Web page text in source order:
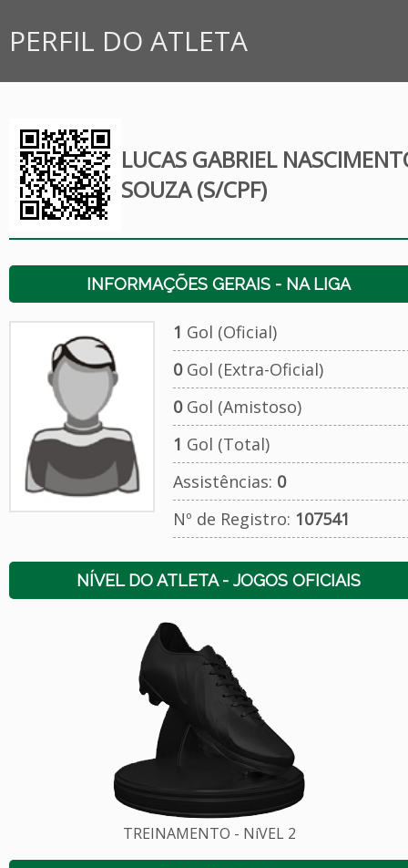
PERFIL DO ATLETA
LUCAS GABRIEL
SOUZA (S/CPF)
INFORMAÇÕES GERAIS - NA LIGA
1 Gol (Oficial)
0Gol (Extra-Oficial)
0Gol (Amistoso)
1 Gol (Total)
Assistências: 0
Nº de Registro: 107541
NÍVEL DO ATLETA - JOGOS OFICIAIS
TREINAMENTO - NíVEL 2